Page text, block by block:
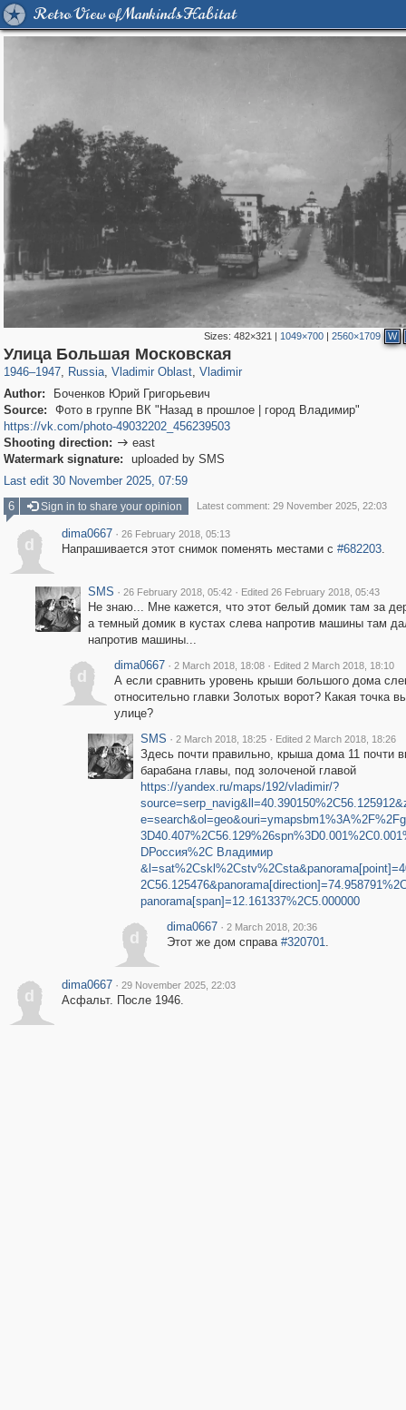
Retro View of Mankind's Habitat
Sizes:482×321 | 1049×700 |2560×1709 W
Улица Большая Московская
1946–1947, Russia
1,407,210 29,248
, Vladimir Oblast
14,648 378
, Vladimir
3,632 96
Author:
Боченков Юрий Григорьевич
Source:
Фото в группе ВК "Назад в прошлое | город Владимир"
https://vk.com/photo-49032202_456239503
Shooting direction:  east
Watermark signature:
uploaded by SMS
Last edit 30 November 2025, 07:59
6
Sign in to share your opinion Latest comment: 29 November 2025, 22:03
d
dima0667 · 26 February 2018, 05:13
Напрашивается этот снимок поменять местами с #682203.
SMS · 26 February 2018, 05:42 · Edited 26 February 2018, 05:43
Не знаю... Мне кажется, что этот белый домик там за
а темный домик в кустах слева напротив машины там
напротив машины...
d
dima0667 · 2 March 2018, 18:08 · Edited 2 March 2018, 18:10
А если сравнить уровень крыши большого дома
относительно главки Золотых ворот? Какая точка
улице?
SMS · 2 March 2018, 18:25 · Edited 2 March 2018, 18:26
Здесь почти правильно, крыша дома 11 почти
барабана главы, под золоченой главой
https://yandex.ru/maps/192/vladimir/?
DРоссия%2C Владимир
panorama[span]=12.161337%2C5.000000
d
dima0667 · 2 March 2018, 20:36
Этот же дом справа #320701.
d
dima0667 · 29 November 2025, 22:03
Асфальт. После 1946.